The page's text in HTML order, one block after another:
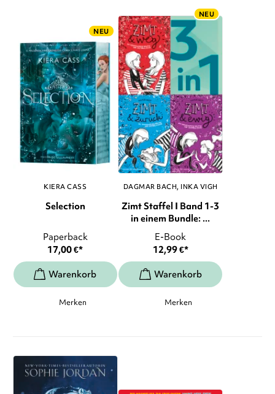
NEU
KIERA CASS
Selection
Paperback
17,00€*
Merken
NEU
DAGMAR BACH INKA VIGH
Zimt Staffel I Band 1-3
in einem Bundle: ...
E-Book
12,99€*
Merken